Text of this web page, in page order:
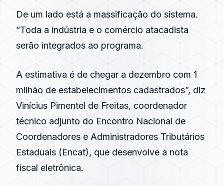
De um lado está a massificação do sistema.
“Toda a indústria e o comércio atacadista
serão integrados ao programa.
A estimativa é de chegar a dezembro com 1
milhão de estabelecimentos cadastrados”, diz
Vinícius Pimentel de Freitas, coordenador
técnico adjunto do Encontro Nacional de
Coordenadores e Administradores Tributários
Estaduais (Encat), que desenvolve a nota
fiscal eletrônica.